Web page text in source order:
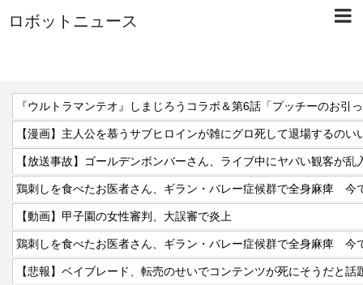
ロボットニュース
『ウルトラマンテオ』しまじろうコラボ＆第6話「プッチーのお引
【漫画】主人公を慕うサブヒロインが雑にグロ死して退場するの
【放送事故】ゴールデンボンバーさん、ライブ中にヤバい観客が乱
鶏刺しを食べたお医者さん、ギラン・バレー症候群で全身麻痺 今
【動画】甲子園の女性審判、大誤審で炎上
鶏刺しを食べたお医者さん、ギラン・バレー症候群で全身麻痺 今
【悲報】ベイブレード、転売のせいでコンテンツが死にそうだと話